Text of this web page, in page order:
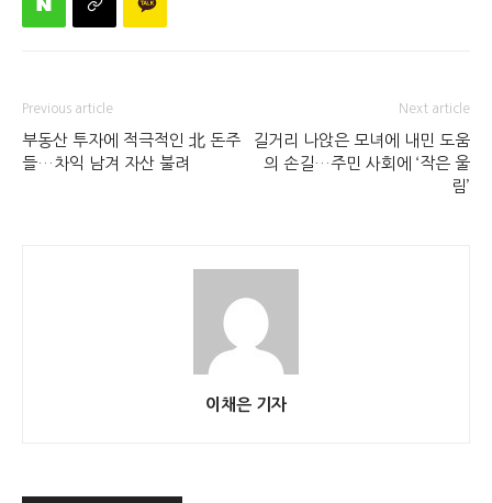
Previous article
부동산 투자에 적극적인 北 돈주
들…차익 남겨 자산 불려
Next article
길거리 나앉은 모녀에 내민 도움
의 손길…주민 사회에 ‘작은 울
림’
이채은 기자